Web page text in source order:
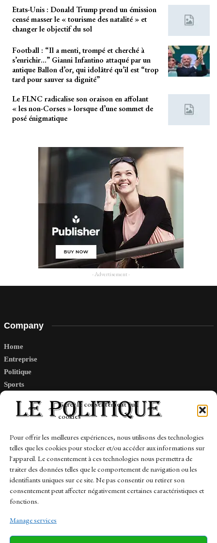
Gérer le consentement aux
cookies
Pour offrir les meilleures expériences, nous utilisons des technologies
telles que les cookies pour stocker et/ou accéder aux informations sur
l'appareil. Le consentement à ces technologies nous permettra de
traiter des données telles que le comportement de navigation ou les
identifiants uniques sur ce site. Ne pas consentir ou retirer son
consentement peut affecter négativement certaines caractéristiques et
fonctions.
Manage services
Etats-Unis : Donald Trump prend un émission
censé masser le « tourisme des natalité » et
changer le objectif du sol
Football : “Il a menti, trompé et cherché à
s’enrichir…” Gianni Infantino attaqué par un
antique Ballon d’or, qui idolâtré qu’il est “trop
tard pour sauver sa dignité”
Le FLNC radicalise son oraison en affolant
« les non-Corses » lorsque d’une sommet de
posé énigmatique
- Advertisement -
Company
Home
Entreprise
Politique
Sports
Links
Contact
Sitemap
News Finance-Marches Politics